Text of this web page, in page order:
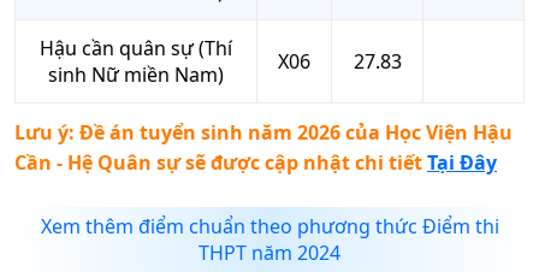
Hậu cần quân sự (Thí
sinh Nữ miền Nam)
X06 27.83
Lưu ý: Đề án tuyển sinh năm 2026 của Học Viện Hậu
Cần - Hệ Quân sựsẽ được cập nhật chi tiếtTại Đây
Xem thêm điểm chuẩn theo phương thức Điểm thi
THPT năm 2024